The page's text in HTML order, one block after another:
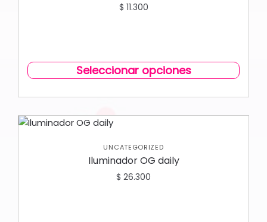
$ 11.300
Seleccionar opciones
UNCATEGORIZED
Iluminador OG daily
$ 26.300